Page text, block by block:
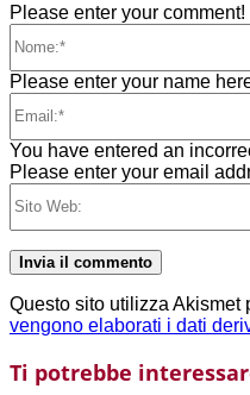
Please enter your comment!
Please enter your name
You have entered an
Please enter your email
Questo sito utilizza Akismet
vengono elaborati i dati
Ti potrebbe